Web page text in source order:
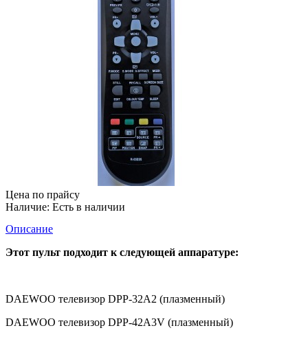
Цена по прайсу
Наличие: Есть в наличии
Описание
Этот пульт подходит к следующей аппаратуре:
DAEWOO телевизор DPP-32A2 (плазменный)
DAEWOO телевизор DPP-42A3V (плазменный)